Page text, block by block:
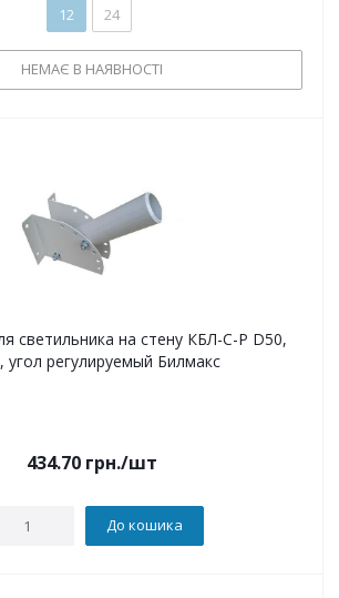
12 24
НЕМАЄ В НАЯВНОСТІ
светильника на стену КБЛ-С-Р D50,
угол регулируемый Билмакс
434.70 грн./шт
До кошика